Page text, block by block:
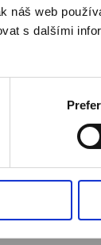
náš web
s dalšími